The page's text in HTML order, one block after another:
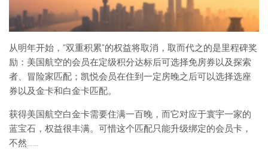
从明年开始，“双重积累”的权益将取消，取而代之的是里程碑奖
励：美国航空的会员在定级积分达标后可选择免房券以及探索
者、冒险家匹配；凯悦会员在住到一定房晚之后可以选择选座
券以及金卡和白金卡匹配。
获得美国航空白金卡需要住满一百晚，而它对应于寰宇一家的
蓝宝石，权益很丰满。可惜这个匹配只能升级绑定的会员卡，
不然……